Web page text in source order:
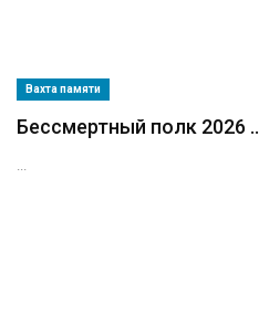
Вахта памяти
Бессмертный полк 2026 ..
...